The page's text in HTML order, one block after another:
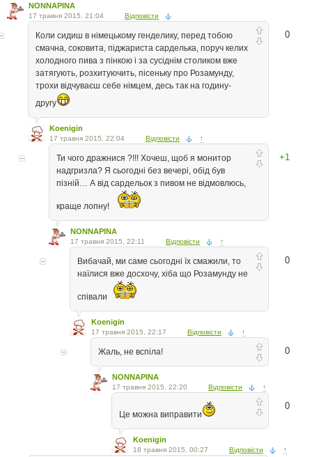
NONNAPINA
17 травня 2015, 21:04 Відповісти
0
Коли сидиш в німецькому генделику, перед тобою
смачна, соковита, піджариста сарделька, поруч келих
холодного пива з пінкою і за сусіднім столиком вже
затягують, розхитуючить, пісеньку про Розамунду,
трохи відчуваєш себе німцем, десь так на годину-
другу
Koenigin
17 травня 2015, 22:04 Відповісти ↑
+1
Ти чого дражнися ?!!! Хочеш, щоб я монитор
надгризла? Я сьогодні без вечері, обід був
пізній… А від сардельок з пивом не відмовлюсь,
краще лопну!
NONNAPINA
17 травня 2015, 22:11 Відповісти ↑
0
Вибачай, ми саме сьогодні їх смажили, то
наїлися вже досхочу, хіба що Розамунду не
співали
Koenigin
17 травня 2015, 22:17 Відповісти ↑
0
Жаль, не вспіла!
NONNAPINA
17 травня 2015, 22:20 Відповісти ↑
0
Це можна виправити
Koenigin
18 травня 2015, 00:27 Відповісти ↑